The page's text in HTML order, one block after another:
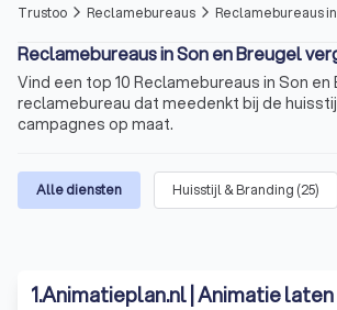
Trustoo arrow_forward_ios Reclamebureaus arrow_forward_ios Reclamebureaus
Reclamebureaus in Son en Breugel
Vind een top 10 Reclamebureaus in Son
reclamebureau dat meedenkt bij de
campagnes op maat.
Alle diensten Huisstijl & Branding (25)
1.Animatieplan.nl | Animatie